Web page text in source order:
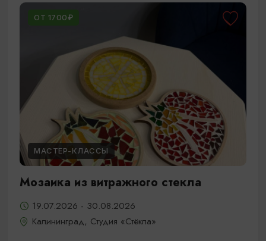
ОТ 1700₽
МАСТЕР-КЛАССЫ
Мозаика из витражного стекла
19.07.2026 - 30.08.2026
Калининград, Студия «Стёкла»